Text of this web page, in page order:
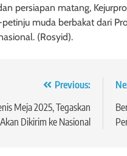
persiapan matang,
muda berbakat dari
(Rosyid).
Previous:
Meja 2025, Tegaskan
Dikirim ke Nasional